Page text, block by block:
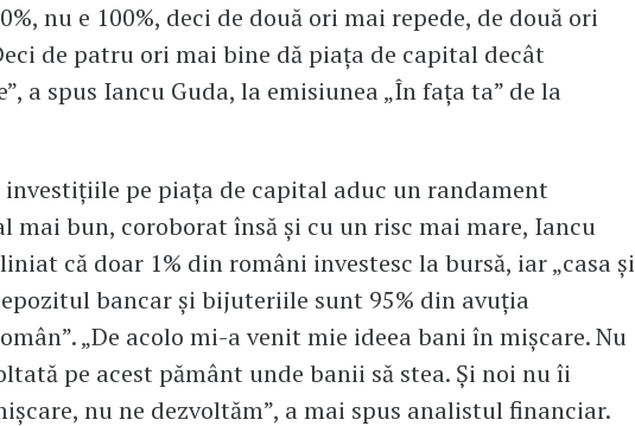
nu e 100%, deci de două ori mai repede, de două ori
de patru ori mai bine dă piața de capital decât
a spus Iancu Guda, la emisiunea „În fața ta” de la
investițiile pe piața de capital aduc un randament
mai bun, coroborat însă și cu un risc mai mare, Iancu
că doar 1% din români investesc la bursă, iar „casa și
bancar și bijuteriile sunt 95% din avuția
„De acolo mi-a venit mie ideea bani în mișcare. Nu
pe acest pământ unde banii să stea. Și noi nu îi
nu ne dezvoltăm”, a mai spus analistul financiar.